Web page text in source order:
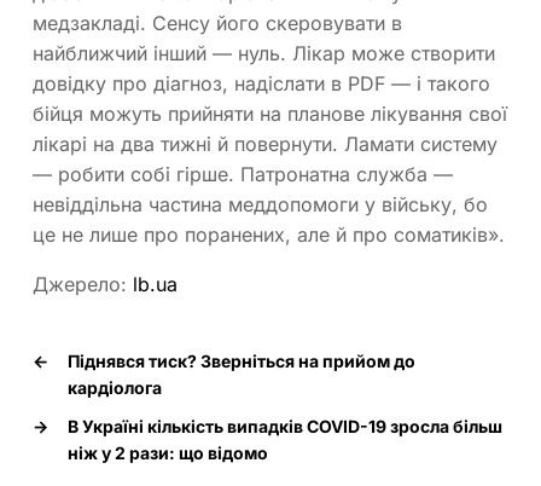
медзакладі. Сенсу його скеровувати в
найближчий інший — нуль. Лікар може створити
довідку про діагноз, надіслати в PDF — і такого
бійця можуть прийняти на планове лікування свої
лікарі на два тижні й повернути. Ламати систему
— робити собі гірше. Патронатна служба —
невіддільна частина меддопомоги у війську, бо
це не лише про поранених, але й про соматиків».
Джерело: lb.ua
←
Піднявся тиск? Зверніться на прийом до
кардіолога
→
В Україні кількість випадків COVID-19 зросла більш
ніж у 2 рази: що відомо